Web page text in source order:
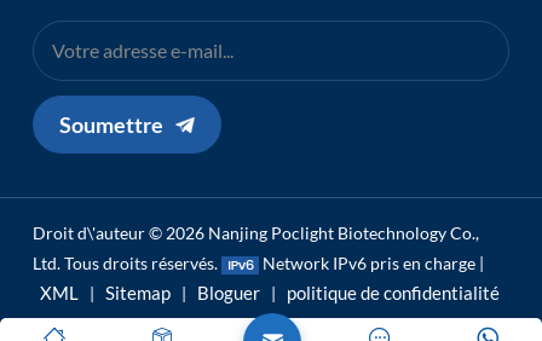
Soumettre
Droit d\'auteur © 2026 Nanjing Poclight Biotechnology Co.,
Ltd. Tous droits réservés.
Network IPv6 pris en charge |
XML | Sitemap | Bloguer | politique de confidentialité